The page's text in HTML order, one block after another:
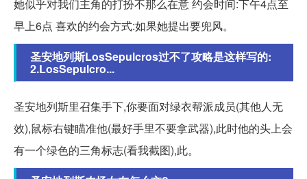
她似乎对我们主角的打扮不那么在意 约会时间:下午4点至
早上6点 喜欢的约会方式:如果她提出要兜风。
圣安地列斯LosSepulcros过不了攻略是这样写的:
2.LosSepulcro...
圣安地列斯里召集手下,你要面对绿衣帮派成员(其他人无
效),鼠标右键瞄准他(最好手里不要拿武器),此时他的头上会
有一个绿色的三角标志(看我截图),此。